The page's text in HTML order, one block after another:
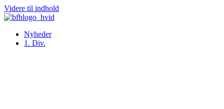
Videre til indhold
Nyheder
1. Div.